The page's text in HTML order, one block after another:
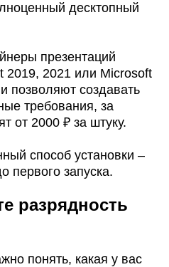
десктопный
презентаций
2019, 2021 или Microsoft
позволяют создавать
требования, за
от 2000 ₽ за штуку.
способ установки –
первого запуска.
разрядность
понять, какая у вас